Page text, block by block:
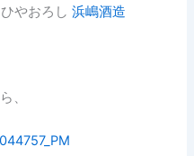
やおろし浜嶋酒造
、